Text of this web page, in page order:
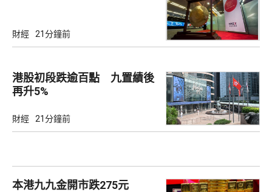
財經 21分鐘前
港股初段跌逾百點 九置績後
再升5%
財經 21分鐘前
本港九九金開市跌275元